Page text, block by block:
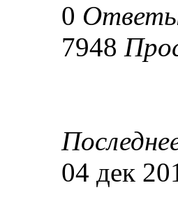
0
7948
04 дек